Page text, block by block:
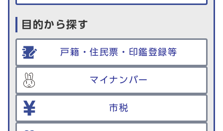
目的から探す
戸籍・住民票・印鑑登録等
マイナンバー
市税